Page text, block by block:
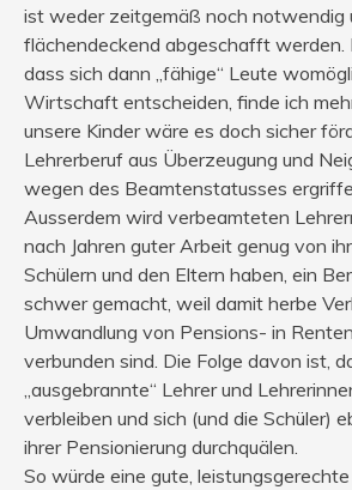
ist weder zeitgemäß noch notwendig
flächendeckend abgeschafft werden.
dass sich dann „fähige“ Leute
Wirtschaft entscheiden, finde ich
unsere Kinder wäre es doch sicher
Lehrerberuf aus Überzeugung und
wegen des Beamtenstatusses
Ausserdem wird verbeamteten
nach Jahren guter Arbeit genug von
Schülern und den Eltern haben, ein
schwer gemacht, weil damit herbe
Umwandlung von Pensions- in
verbunden sind. Die Folge davon ist,
„ausgebrannte“ Lehrer und
verbleiben und sich (und die Schüler)
ihrer Pensionierung durchquälen.
So würde eine gute,